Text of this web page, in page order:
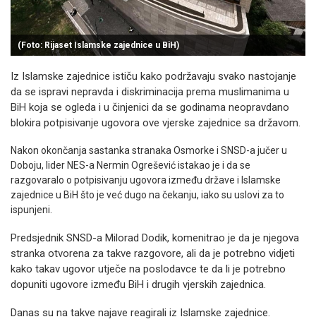
(Foto: Rijaset Islamske zajednice u BiH)
Iz Islamske zajednice ističu kako podržavaju svako nastojanje
da se ispravi nepravda i diskriminacija prema muslimanima u
BiH koja se ogleda i u činjenici da se godinama neopravdano
blokira potpisivanje ugovora ove vjerske zajednice sa državom.
Nakon okončanja sastanka stranaka Osmorke i SNSD-a jučer u
Doboju, lider NES-a Nermin Ogrešević istakao je i da se
razgovaralo o potpisivanju ugovora između države i Islamske
zajednice u BiH što je već dugo na čekanju, iako su uslovi za to
ispunjeni.
Predsjednik SNSD-a Milorad Dodik, komenitrao je da je njegova
stranka otvorena za takve razgovore, ali da je potrebno vidjeti
kako takav ugovor utječe na poslodavce te da li je potrebno
dopuniti ugovore između BiH i drugih vjerskih zajednica.
Danas su na takve najave reagirali iz Islamske zajednice.